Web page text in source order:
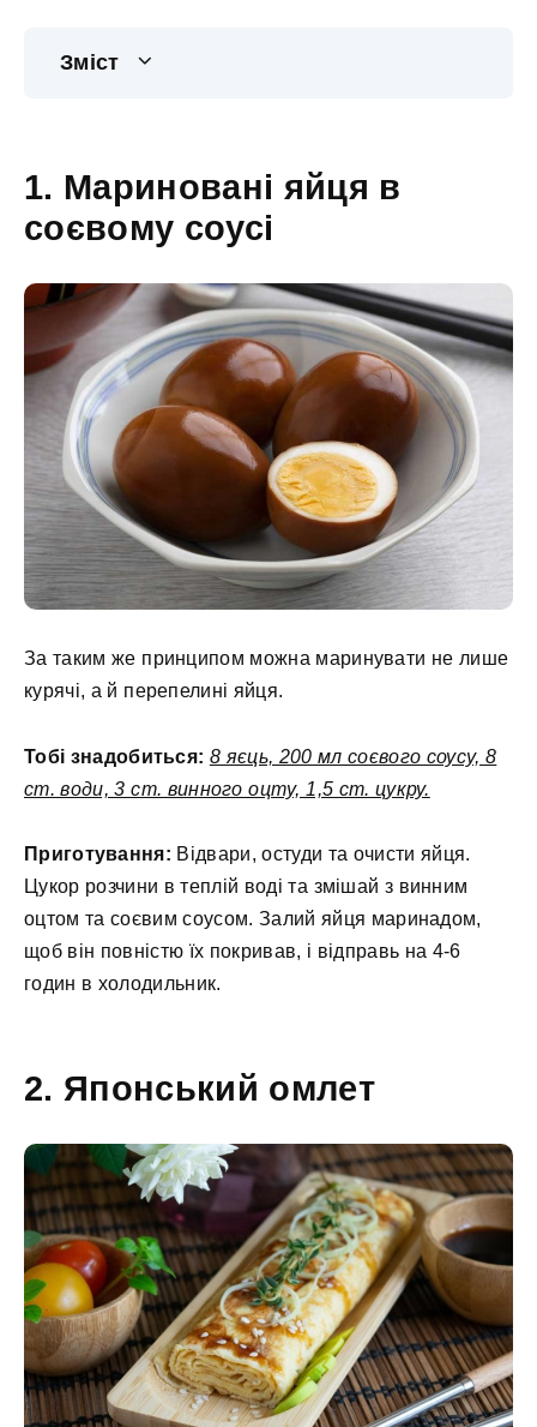
Зміст
1. Мариновані яйця в
соєвому соусі
За таким же принципом можна маринувати не лише
курячі, а й перепелині яйця.
Тобі знадобиться: 8 яєць, 200 мл соєвого соусу, 8
ст. води, 3 ст. винного оцту, 1,5 ст. цукру.
Приготування: Відвари, остуди та очисти яйця.
Цукор розчини в теплій воді та змішай з винним
оцтом та соєвим соусом. Залий яйця маринадом,
щоб він повністю їх покривав, і відправь на 4-6
годин в холодильник.
2. Японський омлет